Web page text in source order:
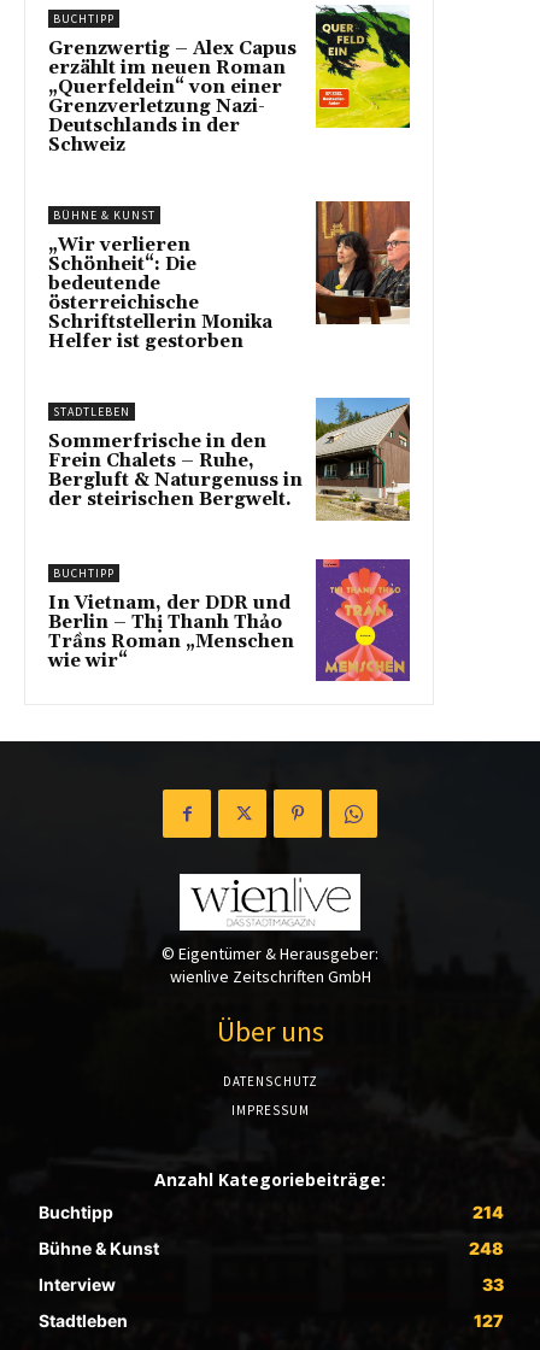
BUCHTIPP
Grenzwertig – Alex Capus
erzählt im neuen Roman
„Querfeldein“ von einer
Grenzverletzung Nazi-
Deutschlands in der
Schweiz
BÜHNE & KUNST
„Wir verlieren
Schönheit“: Die
bedeutende
österreichische
Schriftstellerin Monika
Helfer ist gestorben
STADTLEBEN
Sommerfrische in den
Frein Chalets – Ruhe,
Bergluft & Naturgenuss in
der steirischen Bergwelt.
BUCHTIPP
In Vietnam, der DDR und
Berlin – Thị Thanh Thảo
Trầns Roman „Menschen
wie wir“
© Eigentümer & Herausgeber:
wienlive Zeitschriften GmbH
Über uns
DATENSCHUTZ
IMPRESSUM
Anzahl Kategoriebeiträge:
Buchtipp
214
Bühne & Kunst
248
Interview
33
Stadtleben
127